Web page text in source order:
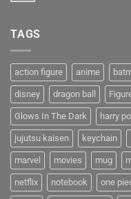
TAGS
action figure anime
disney dragon ball
Glows In The Dark harry
jujutsu kaisen keychain
marvel movies mug
netflix notebook one